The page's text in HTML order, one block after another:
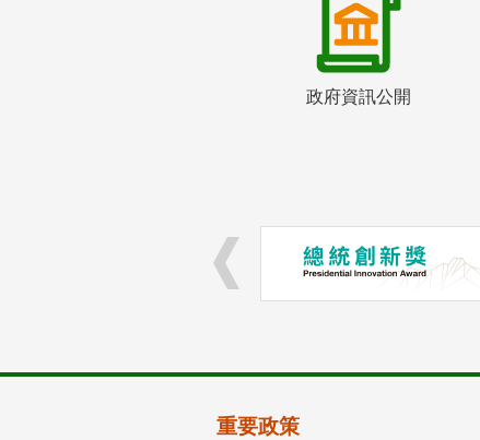
政府資訊公開
重要政策